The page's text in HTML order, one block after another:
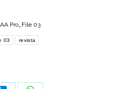
Pro_File 03
03 revista